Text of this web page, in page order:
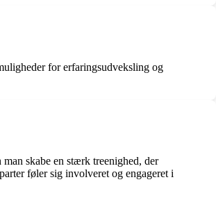
for erfaringsudveksling og
skabe en stærk treenighed, der
føler sig involveret og engageret i